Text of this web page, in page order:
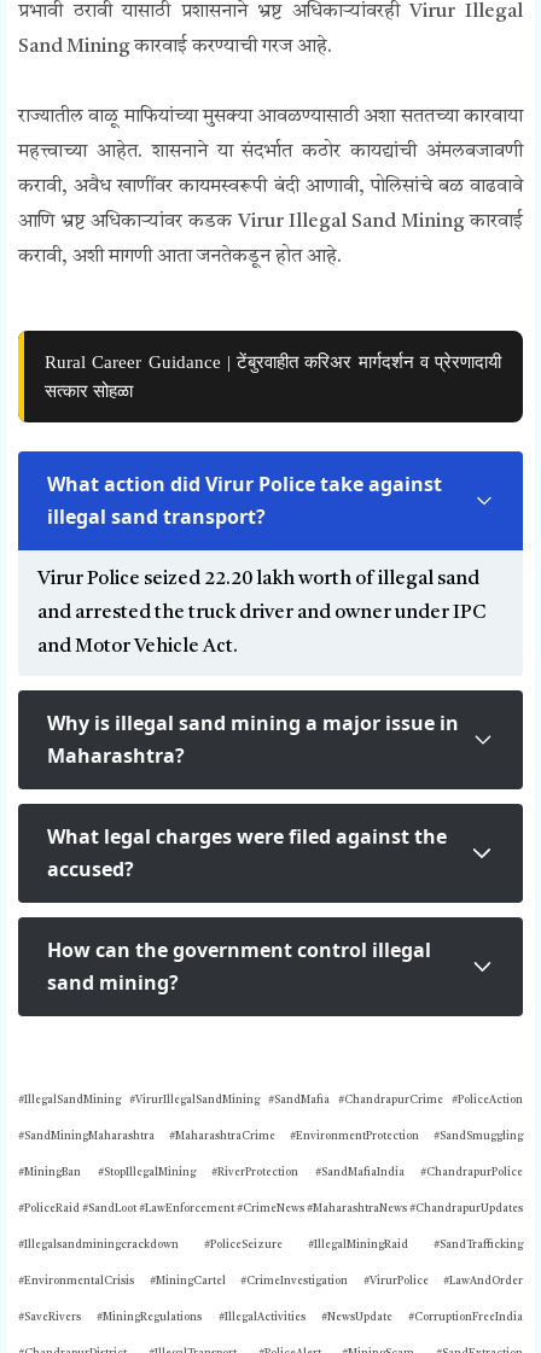
प्रभावी ठरावी यासाठी प्रशासनाने भ्रष्ट अधिकाऱ्यांवरही Virur Illegal
Sand Mining कारवाई करण्याची गरज आहे.
राज्यातील वाळू माफियांच्या मुसक्या आवळण्यासाठी अशा सततच्या कारवाया
महत्त्वाच्या आहेत. शासनाने या संदर्भात कठोर कायद्यांची अंमलबजावणी
करावी, अवैध खाणींवर कायमस्वरूपी बंदी आणावी, पोलिसांचे बळ वाढवावे
आणि भ्रष्ट अधिकाऱ्यांवर कडक Virur Illegal Sand Mining कारवाई
करावी, अशी मागणी आता जनतेकडून होत आहे.
Rural Career Guidance | टेंबुरवाहीत करिअर मार्गदर्शन व प्रेरणादायी
सत्कार सोहळा
What action did Virur Police take against
illegal sand transport?
Virur Police seized ₹22.20 lakh worth of illegal sand
and arrested the truck driver and owner under IPC
and Motor Vehicle Act.
Why is illegal sand mining a major issue in
Maharashtra?
What legal charges were filed against the
accused?
How can the government control illegal
sand mining?
#IllegalSandMining #VirurIllegalSandMining #SandMafia #ChandrapurCrime #PoliceAction
#SandMiningMaharashtra #MaharashtraCrime #EnvironmentProtection #SandSmuggling
#MiningBan #StopIllegalMining #RiverProtection #SandMafiaIndia #ChandrapurPolice
#PoliceRaid #SandLoot #LawEnforcement #CrimeNews #MaharashtraNews #ChandrapurUpdates
#Illegalsandminingcrackdown #PoliceSeizure #IllegalMiningRaid #SandTrafficking
#EnvironmentalCrisis #MiningCartel #CrimeInvestigation #VirurPolice #LawAndOrder
#SaveRivers #MiningRegulations #IllegalActivities #NewsUpdate #CorruptionFreeIndia